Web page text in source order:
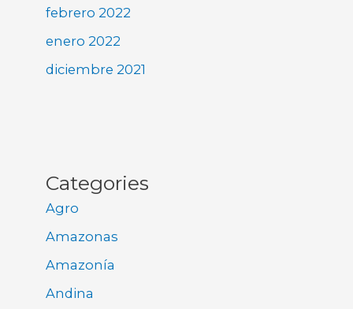
febrero 2022
enero 2022
diciembre 2021
Categories
Agro
Amazonas
Amazonía
Andina